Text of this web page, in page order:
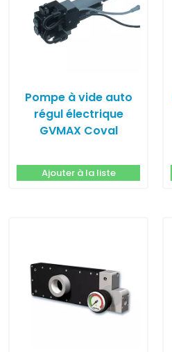
Pompe à vide auto
régul électrique
GVMAX Coval
Ajouter à la liste